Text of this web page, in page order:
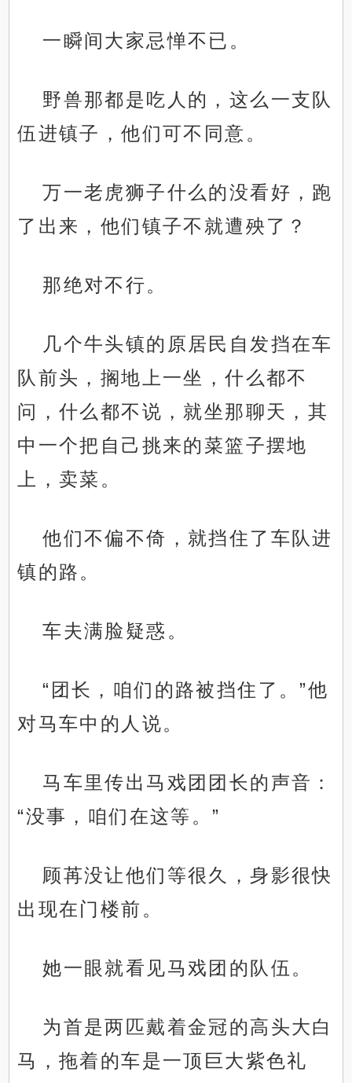
一瞬间大家忌惮不已。
野兽那都是吃人的，这么一支队
伍进镇子，他们可不同意。
万一老虎狮子什么的没看好，跑
了出来，他们镇子不就遭殃了？
那绝对不行。
几个牛头镇的原居民自发挡在车
队前头，搁地上一坐，什么都不
问，什么都不说，就坐那聊天，其
中一个把自己挑来的菜篮子摆地
上，卖菜。
他们不偏不倚，就挡住了车队进
镇的路。
车夫满脸疑惑。
“团长，咱们的路被挡住了。”他
对马车中的人说。
马车里传出马戏团团长的声音：
“没事，咱们在这等。”
顾苒没让他们等很久，身影很快
出现在门楼前。
她一眼就看见马戏团的队伍。
为首是两匹戴着金冠的高头大白
马，拖着的车是一顶巨大紫色礼